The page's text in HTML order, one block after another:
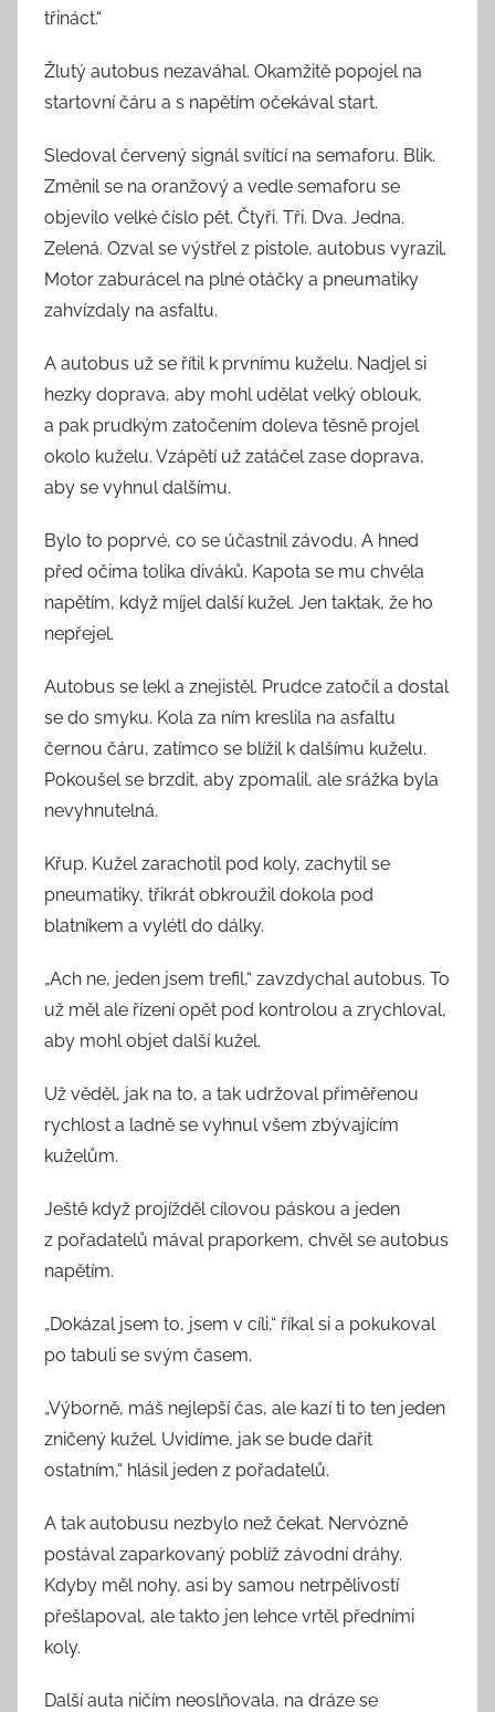
třináct.“
Žlutý autobus nezaváhal. Okamžitě popojel na
startovní čáru a s napětím očekával start.
Sledoval červený signál svítící na semaforu. Blik.
Změnil se na oranžový a vedle semaforu se
objevilo velké číslo pět. Čtyři. Tři. Dva. Jedna.
Zelená. Ozval se výstřel z pistole, autobus vyrazil.
Motor zaburácel na plné otáčky a pneumatiky
zahvízdaly na asfaltu.
A autobus už se řítil k prvnímu kuželu. Nadjel si
hezky doprava, aby mohl udělat velký oblouk,
a pak prudkým zatočením doleva těsně projel
okolo kuželu. Vzápětí už zatáčel zase doprava,
aby se vyhnul dalšímu.
Bylo to poprvé, co se účastnil závodu. A hned
před očima tolika diváků. Kapota se mu chvěla
napětím, když míjel další kužel. Jen taktak, že ho
nepřejel.
Autobus se lekl a znejistěl. Prudce zatočil a dostal
se do smyku. Kola za ním kreslila na asfaltu
černou čáru, zatímco se blížil k dalšímu kuželu.
Pokoušel se brzdit, aby zpomalil, ale srážka byla
nevyhnutelná.
Křup. Kužel zarachotil pod koly, zachytil se
pneumatiky, třikrát obkroužil dokola pod
blatníkem a vylétl do dálky.
„Ach ne, jeden jsem trefil,“ zavzdychal autobus. To
už měl ale řízení opět pod kontrolou a zrychloval,
aby mohl objet další kužel.
Už věděl, jak na to, a tak udržoval přiměřenou
rychlost a ladně se vyhnul všem zbývajícím
kuželům.
Ještě když projížděl cílovou páskou a jeden
z pořadatelů mával praporkem, chvěl se autobus
napětím.
„Dokázal jsem to, jsem v cíli,“ říkal si a pokukoval
po tabuli se svým časem.
„Výborně, máš nejlepší čas, ale kazí ti to ten jeden
zničený kužel. Uvidíme, jak se bude dařit
ostatním,“ hlásil jeden z pořadatelů.
A tak autobusu nezbylo než čekat. Nervózně
postával zaparkovaný poblíž závodní dráhy.
Kdyby měl nohy, asi by samou netrpělivostí
přešlapoval, ale takto jen lehce vrtěl předními
koly.
Další auta ničím neoslňovala, na dráze se